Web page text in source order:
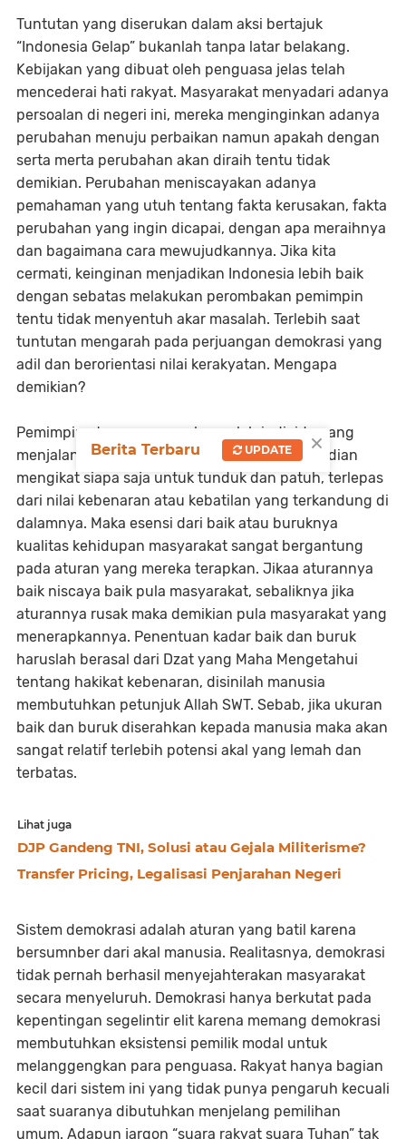
Tuntutan yang diserukan dalam aksi bertajuk
“Indonesia Gelap” bukanlah tanpa latar belakang.
Kebijakan yang dibuat oleh penguasa jelas telah
mencederai hati rakyat. Masyarakat menyadari adanya
persoalan di negeri ini, mereka menginginkan adanya
perubahan menuju perbaikan namun apakah dengan
serta merta perubahan akan diraih tentu tidak
demikian. Perubahan meniscayakan adanya
pemahaman yang utuh tentang fakta kerusakan, fakta
perubahan yang ingin dicapai, dengan apa meraihnya
dan bagaimana cara mewujudkannya. Jika kita
cermati, keinginan menjadikan Indonesia lebih baik
dengan sebatas melakukan perombakan pemimpin
tentu tidak menyentuh akar masalah. Terlebih saat
tuntutan mengarah pada perjuangan demokrasi yang
adil dan berorientasi nilai kerakyatan. Mengapa
demikian?
Pemimpin atau penguasa hanyalah individu yang
menjalankan aturan. Aturan itulah yang kemudian
mengikat siapa saja untuk tunduk dan patuh, terlepas
dari nilai kebenaran atau kebatilan yang terkandung di
dalamnya. Maka esensi dari baik atau buruknya
kualitas kehidupan masyarakat sangat bergantung
pada aturan yang mereka terapkan. Jikaa aturannya
baik niscaya baik pula masyarakat, sebaliknya jika
aturannya rusak maka demikian pula masyarakat yang
menerapkannya. Penentuan kadar baik dan buruk
haruslah berasal dari Dzat yang Maha Mengetahui
tentang hakikat kebenaran, disinilah manusia
membutuhkan petunjuk Allah SWT. Sebab, jika ukuran
baik dan buruk diserahkan kepada manusia maka akan
sangat relatif terlebih potensi akal yang lemah dan
terbatas.
Lihat juga
DJP Gandeng TNI, Solusi atau Gejala Militerisme?
Transfer Pricing, Legalisasi Penjarahan Negeri
Sistem demokrasi adalah aturan yang batil karena
bersumnber dari akal manusia. Realitasnya, demokrasi
tidak pernah berhasil menyejahterakan masyarakat
secara menyeluruh. Demokrasi hanya berkutat pada
kepentingan segelintir elit karena memang demokrasi
membutuhkan eksistensi pemilik modal untuk
melanggengkan para penguasa. Rakyat hanya bagian
kecil dari sistem ini yang tidak punya pengaruh kecuali
saat suaranya dibutuhkan menjelang pemilihan
umum. Adapun jargon “suara rakyat suara Tuhan” tak
×
Berita Terbaru UPDATE